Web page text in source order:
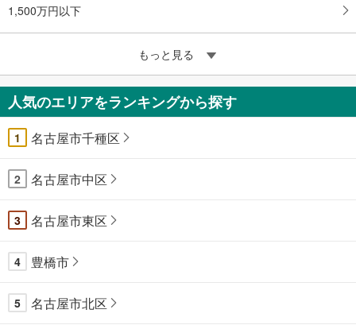
1,500万円以下
もっと見る
人気のエリアをランキングから探す
1 名古屋市千種区
2 名古屋市中区
3 名古屋市東区
4 豊橋市
5 名古屋市北区